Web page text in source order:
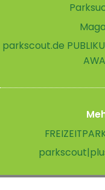
parkscout.de